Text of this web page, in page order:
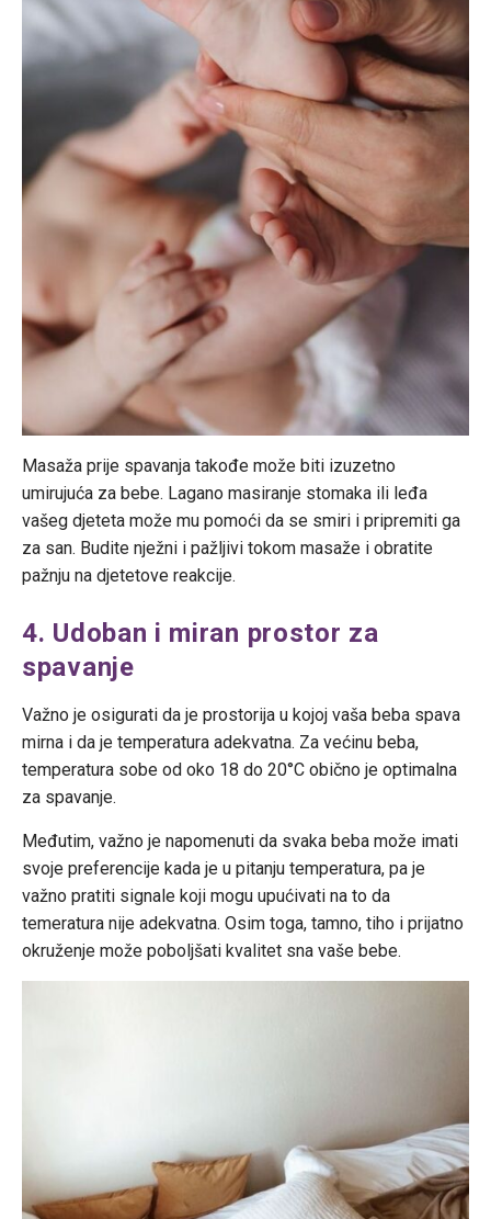
Masaža prije spavanja takođe može biti izuzetno
umirujuća za bebe. Lagano masiranje stomaka ili leđa
vašeg djeteta može mu pomoći da se smiri i pripremiti ga
za san. Budite nježni i pažljivi tokom masaže i obratite
pažnju na djetetove reakcije.
4. Udoban i miran prostor za
spavanje
Važno je osigurati da je prostorija u kojoj vaša beba spava
mirna i da je temperatura adekvatna. Za većinu beba,
temperatura sobe od oko 18 do 20°C obično je optimalna
za spavanje.
Međutim, važno je napomenuti da svaka beba može imati
svoje preferencije kada je u pitanju temperatura, pa je
važno pratiti signale koji mogu upućivati na to da
temeratura nije adekvatna. Osim toga, tamno, tiho i prijatno
okruženje može poboljšati kvalitet sna vaše bebe.